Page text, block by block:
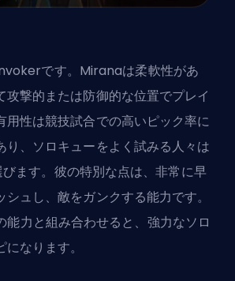
です。Miranaは柔軟性があ
攻撃的または防御的な位置でプレイ
用性は競技試合での高いピック率に
り、ソロキューをよく試みる人々は
ます。彼の特別な点は、非常に早
ュし、敵をガンクする能力です。
能力と組み合わせると、強力なソロ
なります。